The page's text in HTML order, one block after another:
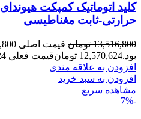
حرارتی-ثابت مغناطیسی
13,516,800 تومان
بود.12,570,624 تومانقیمت فعلی 12,570,624 تومان است.
افزودن به علاقه مندی
افزودن به سبد خرید
مشاهده سریع
-7%